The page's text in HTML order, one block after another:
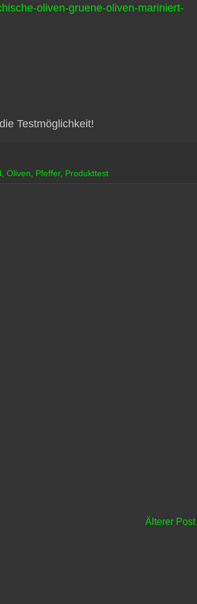
oliven-gruene-oliven-mariniert-
Testmöglichkeit!
Oliven Pfeffer, Produkttest
Älterer Post